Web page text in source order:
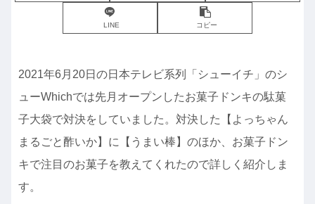
LINE コピー
2021年6月20日の日本テレビ系列「シューイチ」のシ
ューWhichでは先月オープンしたお菓子ドンキの駄菓
子大袋で対決をしていました。対決した【よっちゃん
まるごと酢いか】に【うまい棒】のほか、お菓子ドン
キで注目のお菓子を教えてくれたので詳しく紹介しま
す。